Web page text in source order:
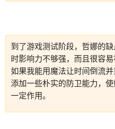
到了游戏测试阶段，哲娜的
时影响力不够强，而且很容
如果我能用魔法让时间倒流
添加一些朴实的防卫能力，
一定作用。